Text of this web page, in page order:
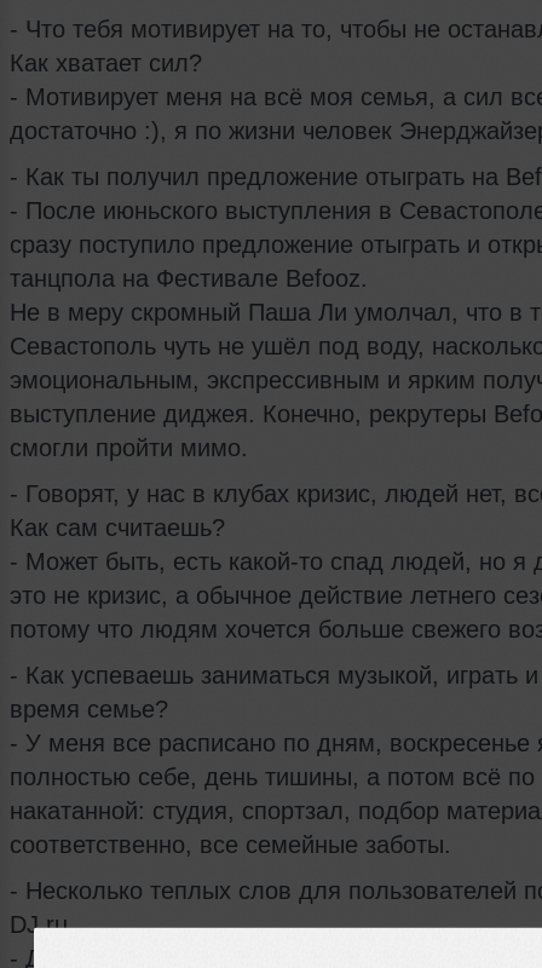
- Что тебя мотивирует на то, чтобы не
Как хватает сил?
- Мотивирует меня на всё моя семья, а сил
достаточно :), я по жизни человек
- Как ты получил предложение отыграть на
- После июньского выступления в
сразу поступило предложение отыграть и
танцпола на Фестивале Befooz.
Не в меру скромный Паша Ли умолчал, что в
Севастополь чуть не ушёл под воду,
эмоциональным, экспрессивным и ярким
выступление диджея. Конечно, рекрутеры
смогли пройти мимо.
- Говорят, у нас в клубах кризис, людей нет,
Как сам считаешь?
- Может быть, есть какой-то спад людей, но я
это не кризис, а обычное действие летнего
потому что людям хочется больше свежего
- Как успеваешь заниматься музыкой, играть
время семье?
- У меня все расписано по дням, воскресенье
полностью себе, день тишины, а потом всё по
накатанной: студия, спортзал, подбор
соответственно, все семейные заботы.
- Несколько теплых слов для пользователей
DJ.ru.
- Друзья, любите друг друга, мыслите